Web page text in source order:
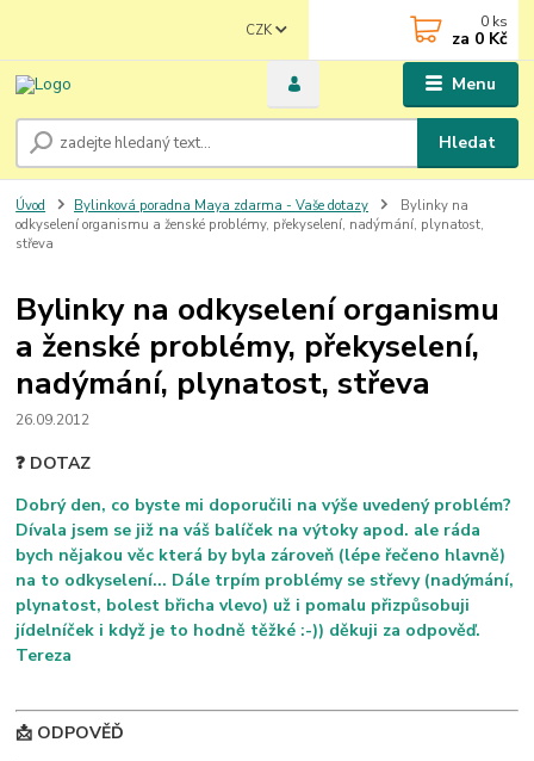
Menu
CZK
Hledat
0 ks
za 0 Kč
Úvod Bylinková poradna Maya zdarma - Vaše dotazy
Bylinky na
odkyselení organismu a ženské problémy, překyselení, nadýmání, plynatost,
střeva
Bylinky na odkyselení organismu
a ženské problémy, překyselení,
nadýmání, plynatost, střeva
26.09.2012
❓ DOTAZ
Dobrý den, co byste mi doporučili na výše uvedený problém?
Dívala jsem se již na váš balíček na výtoky apod. ale ráda
bych nějakou věc která by byla zároveň (lépe řečeno hlavně)
na to odkyselení... Dále trpím problémy se střevy (nadýmání,
plynatost, bolest břicha vlevo) už i pomalu přizpůsobuji
jídelníček i když je to hodně těžké :-)) děkuji za odpověď.
Tereza
📩 ODPOVĚĎ